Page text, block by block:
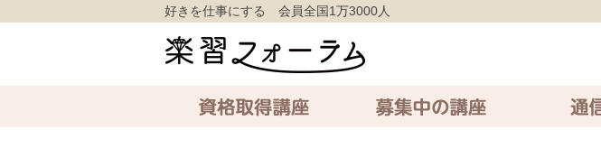
好きを仕事にする 会員全国1万3000人